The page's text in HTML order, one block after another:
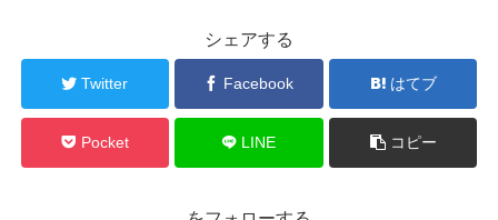
シェアする
Twitter Facebook はてブ
Pocket LINE コピー